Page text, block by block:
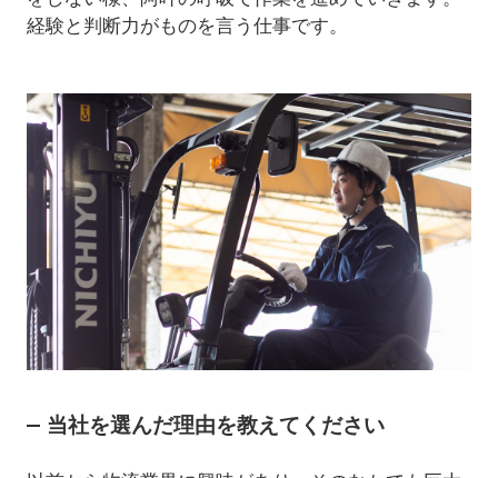
経験と判断力がものを言う仕事です。
当社を選んだ理由を教えてください